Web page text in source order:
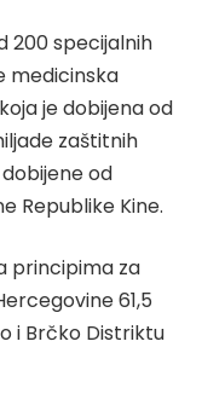
200 specijalnih
medicinska
je dobijena od
zaštitnih
od
Republike Kine.
principima za
61,5
i Brčko Distriktu